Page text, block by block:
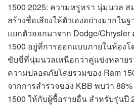
1500 2025: ความหรูหรา นุ่มนวล ส
สร้างชื่อเสียงให้ตัวเองอย่างมากใน
แยกตัวออกมาจาก Dodge/
1500 อยู่ที่การออกแบบภายในห้อง
ขับขี่ที่นุ่มนวลเหนือกว่าคู่แข่งหลาย
ความปลอดภัยโดยรวมของ Ram
จากการสำรวจของ KBB พบว่า
1500 ให้กับผู้ซื้อรายอื่น สำหรับรุ่นปี